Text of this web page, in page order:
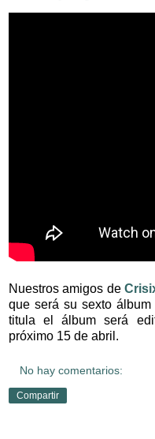
Nuestros amigos de
que será su sexto
titula el álbum será
próximo 15 de abril.
No hay comentarios:
Compartir